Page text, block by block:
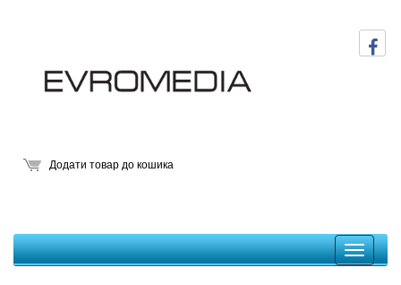
Додати товар до кошика